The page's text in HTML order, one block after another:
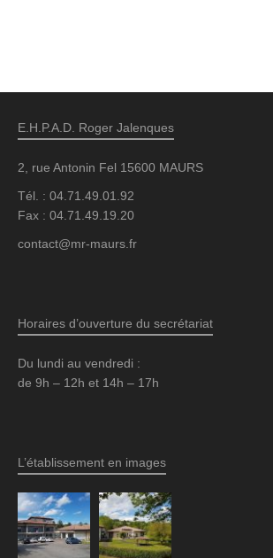
E.H.P.A.D. Roger Jalenques
2, rue Antonin Fel 15600 MAURS
Tél. : 04.71.49.01.92
Fax : 04.71.49.19.20
contact@mr-maurs.fr
Horaires d’ouverture du secrétariat
Du lundi au vendredi :
de 9h – 12h et 14h – 17h
L’établissement en images